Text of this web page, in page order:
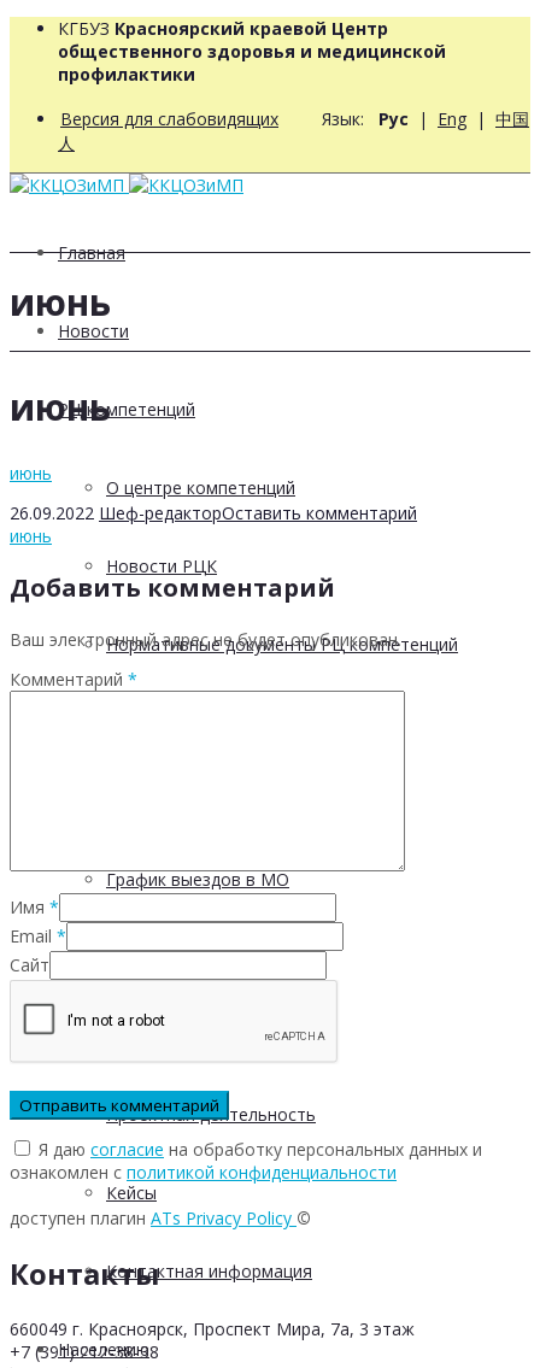
КГБУЗ Красноярский краевой Центр
общественного здоровья и медицинской
профилактики
Версия для слабовидящих Язык: Рус | Eng | 中国
人
Главная
Новости
РЦ компетенций
О центре компетенций
Новости РЦК
Нормативные документы РЦ компетенций
График выездов в МО
Отчетность
Проектная деятельность
Кейсы
Контактная информация
Населению
июнь
июнь
июнь
26.09.2022 Шеф-редакторОставить комментарий
июнь
Добавить комментарий
Ваш электронный адрес не будет опубликован.
Комментарий *
Имя *
Email *
Сайт
Я даю согласие на обработку персональных данных и
ознакомлен с политикой конфиденциальности
доступен плагин ATs Privacy Policy ©
Контакты
660049 г. Красноярск, Проспект Мира, 7а, 3 этаж
+7 (391) 212-38-38